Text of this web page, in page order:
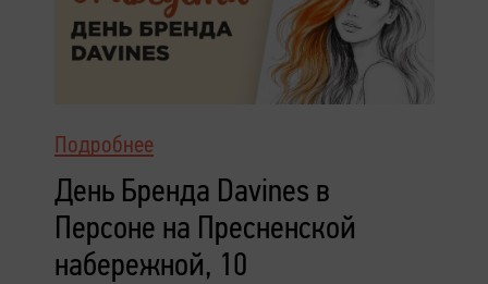
Подробнее
День Бренда Davines в
Персоне на Пресненской
набережной, 10